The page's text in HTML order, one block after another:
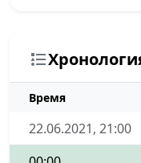
Время
22.06.2021, 21:00